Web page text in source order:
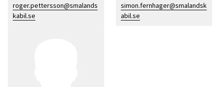
roger.pettersson@smalands
kabil.se
simon.fernhager@smalandsk
abil.se